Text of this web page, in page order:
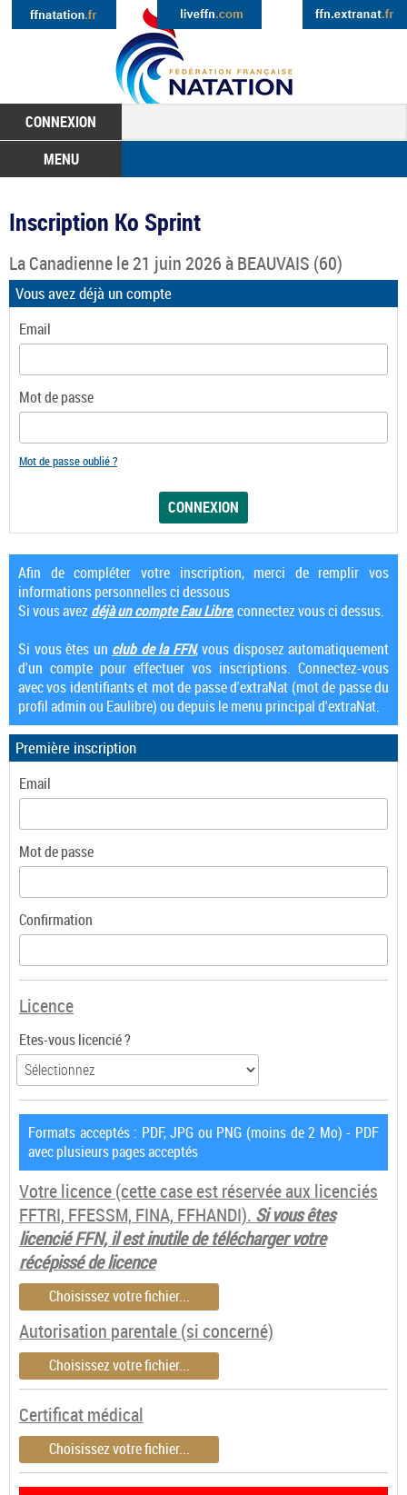
CONNEXION
MENU
Inscription Ko Sprint
La Canadiennele 21 juin 2026 àBEAUVAIS (60)
Vous avez déjà un compte
Email
Mot de passe
Mot de passe oublié ?
Afin de compléter votre inscription, merci de remplir vos
informations personnelles ci dessous
Si vous avezdéjà un compte Eau Libre, connectez vous ci dessus.
Si vous êtes un club de la FFN, vous disposez automatiquement
d'un compte pour effectuer vos inscriptions. Connectez-vous
avec vos identifiants et mot de passe d'extraNat (mot de passe du
profil admin ou Eaulibre) ou depuis le menu principal d'extraNat.
Première inscription
Email
Mot de passe
Confirmation
Licence
Etes-vous licencié ?
Formats acceptés : PDF, JPG ou PNG (moins de 2 Mo) - PDF
avec plusieurs pages acceptés
Votre licence(cette case est réservée aux licenciés
FFTRI, FFESSM, FINA, FFHANDI). Si vous êtes
licencié FFN, il est inutile de télécharger votre
récépissé de licence
Choisissez votre fichier...
Autorisation parentale (si concerné)
Choisissez votre fichier...
Certificat médical
Choisissez votre fichier...